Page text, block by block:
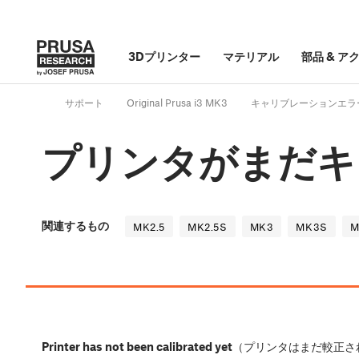
3Dプリンター マテリアル 部品& ア
サポート Original Prusa i3 MK3 キャリブレーションエ
プリンタがまだ
関連するもの MK2.5 MK2.5S MK3 MK3S
Printer has not been calibrated yet （プリンタはまだ較正